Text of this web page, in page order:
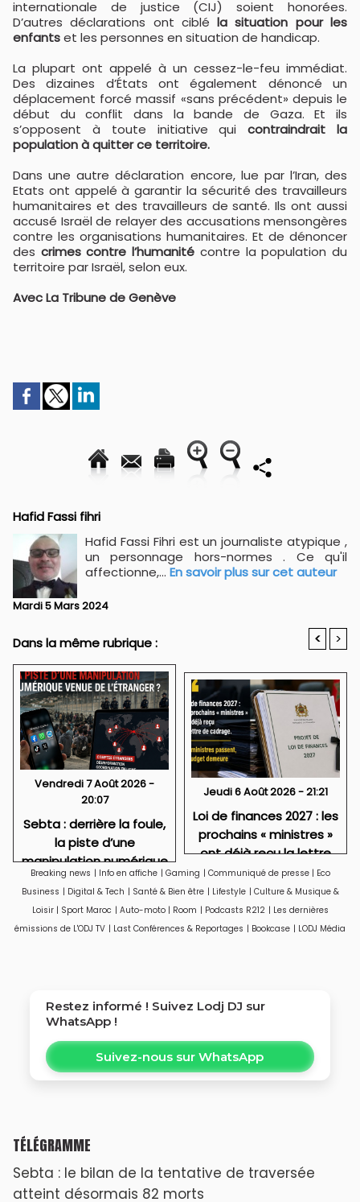
internationale de justice (CIJ) soient honorées.
D’autres déclarations ont cibléla situation pour les
enfantset les personnes en situation de handicap.
La plupart ont appelé à un cessez-le-feu immédiat.
Des dizaines d’États ont également dénoncé un
déplacement forcé massif «sans précédent» depuis le
début du conflit dans la bande de Gaza. Et ils
s’opposent à toute initiative quicontraindrait la
population à quitter ce territoire.
Dans une autre déclaration encore, lue par l’Iran, des
Etats ont appelé à garantir la sécurité des travailleurs
humanitaires et des travailleurs de santé. Ils ont aussi
accusé Israël de relayer des accusations mensongères
contre les organisations humanitaires. Et de dénoncer
des crimes contre l’humanité contre la population du
territoire par Israël, selon eux.
Avec La Tribune de Genève
Hafid Fassi fihri
Hafid Fassi Fihri est un journaliste atypique ,
un personnage hors-normes . Ce qu'il
affectionne,... En savoir plus sur cet auteur
Mardi 5 Mars 2024
Dans la même rubrique : < >
Vendredi 7 Août 2026 -
20:07
Sebta : derrière la foule,
la piste d’une
manipulation numérique
venue de l’étranger ?
Jeudi 6 Août 2026 - 21:21
Loi de finances 2027 : les
prochains « ministres »
ont déjà reçu la lettre
de cadrage
Breaking news | Info en affiche | Gaming | Communiqué de presse | Eco
Business | Digital & Tech | Santé & Bien être | Lifestyle | Culture & Musique &
Loisir | Sport Maroc | Auto-moto | Room | Podcasts R212 | Les dernières
émissions de L'ODJ TV | Last Conférences & Reportages | Bookcase | LODJ Média
Restez informé ! Suivez Lodj DJ sur
WhatsApp !
Suivez-nous sur WhatsApp
TÉLÉGRAMME
Sebta : le bilan de la tentative de traversée
atteint désormais 82 morts